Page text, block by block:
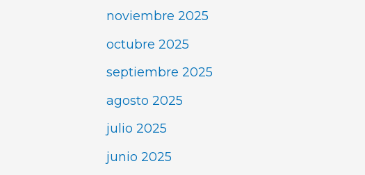
noviembre 2025
octubre 2025
septiembre 2025
agosto 2025
julio 2025
junio 2025